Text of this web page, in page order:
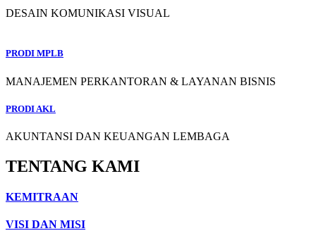
DESAIN KOMUNIKASI VISUAL
PRODI MPLB
MANAJEMEN PERKANTORAN & LAYANAN BISNIS
PRODI AKL
AKUNTANSI DAN KEUANGAN LEMBAGA
TENTANG KAMI
KEMITRAAN
VISI DAN MISI